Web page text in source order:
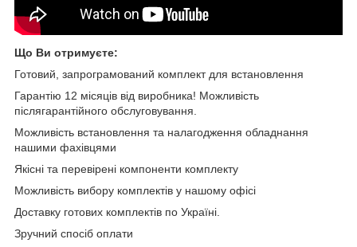
Що Ви отримуєте:
Готовий, запрограмований комплект для встановлення
Гарантію 12 місяців від виробника! Можливість
післягарантійного обслуговування.
Можливість встановлення та налагодження обладнання
нашими фахівцями
Якісні та перевірені компоненти комплекту
Можливість вибору комплектів у нашому офісі
Доставку готових комплектів по Україні.
Зручний спосіб оплати